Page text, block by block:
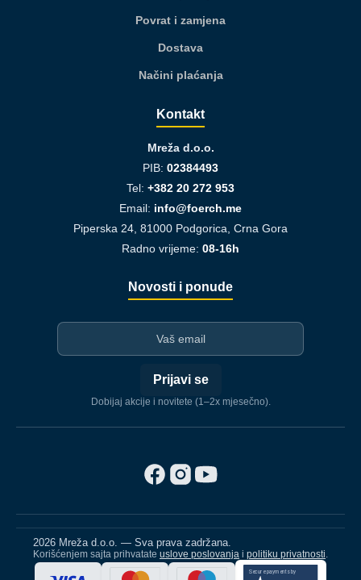
Povrat i zamjena
Dostava
Načini plaćanja
Kontakt
Mreža d.o.o.
PIB: 02384493
Tel: +382 20 272 953
Email: info@foerch.me
Piperska 24, 81000 Podgorica, Crna Gora
Radno vrijeme: 08-16h
Novosti i ponude
Prijavi se
Dobijaj akcije i novitete (1–2x mjesečno).
2026 Mreža d.o.o. — Sva prava zadržana.
Korišćenjem sajta prihvatate uslove poslovanja i politiku privatnosti.